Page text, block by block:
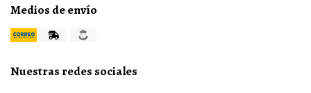
Medios de envío
Nuestras redes sociales